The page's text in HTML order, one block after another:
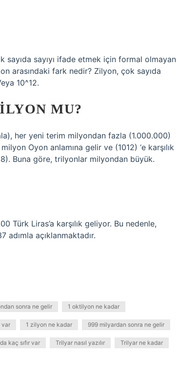
sayıyı ifade etmek için formal olmayan
arasındaki fark nedir? Zilyon, çok sayıda
10^12.
MU?
her yeni terim milyondan fazla (1.000.000)
Oyon anlamına gelir ve (1012) ‘e karşılık
Buna göre, trilyonlar milyondan büyük.
Liras’a karşılık geliyor. Bu nedenle,
adımla açıklanmaktadır.
sonra ne gelir 1 oktilyon ne kadar
var 1 zilyon ne kadar 999 milyardan sonra ne gelir
kaç sıfır var Trilyar nasıl yazılır Trilyar ne kadar